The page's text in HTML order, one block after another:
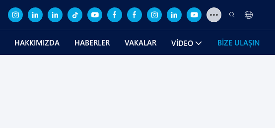
HAKKIMIZDA HABERLER VAKALAR VIDEO BIZE ULAŞIN